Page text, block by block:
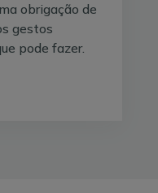
precisam de ser
sanita para depois
menos lixo como
na máquina
obrigação de
gestos
pode fazer.